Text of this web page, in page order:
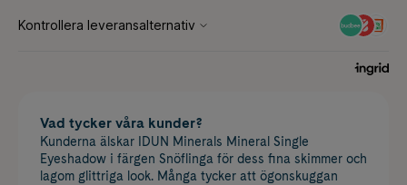
Vad tycker våra kunder?
Kunderna älskar IDUN Minerals Mineral Single
Eyeshadow i färgen Snöflinga för dess fina skimmer och
lagom glittriga look. Många tycker att ögonskuggan